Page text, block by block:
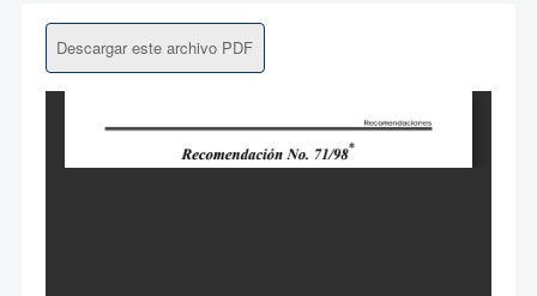
Descargar este archivo PDF